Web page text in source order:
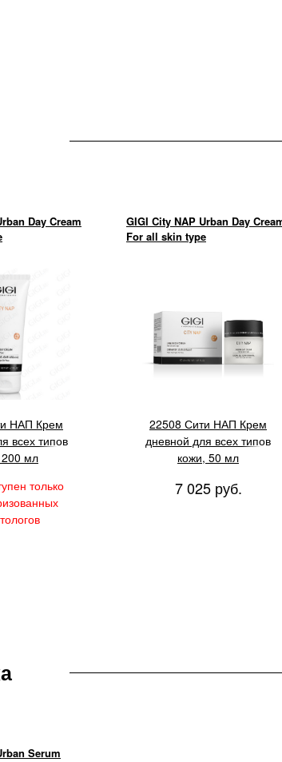
Day Cream
НАП Крем
всех типов
200 мл
только
GIGI City NAP Urban Day
For all skin type
22508 Сити НАП Крем
дневной для всех типов
кожи, 50 мл
7 025 руб.
Serum